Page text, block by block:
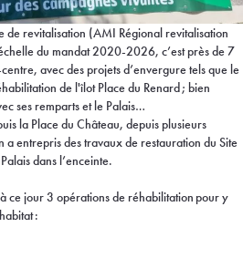
de revitalisation (AMI Régional revitalisation
du mandat 2020-2026, c’est près de 7
avec des projets d’envergure tels que le
de l'îlot Place du Renard ; bien
ses remparts et le Palais…
la Place du Château, depuis plusieurs
entrepris des travaux de restauration du Site
dans l’enceinte.
ce jour 3 opérations de réhabilitation pour y
: